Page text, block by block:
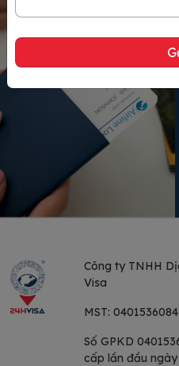
Công ty TNHH
Visa
MST: 0401536084
Số GPKD
cấp lần đầu